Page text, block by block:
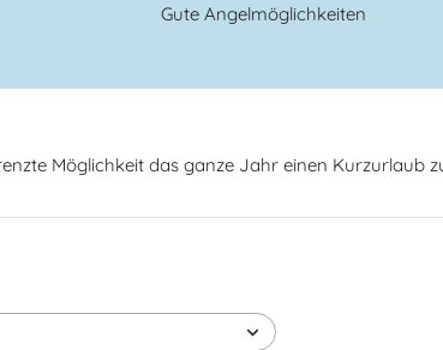
Gute Angelmöglichkeiten
Möglichkeit das ganze Jahr einen Kurzurlaub